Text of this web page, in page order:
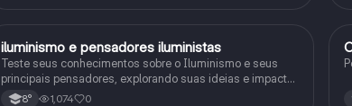
História
iluminismo e pensadores iluministas
Teste seus conhecimentos sobre o Iluminismo e seus
principais pensadores, explorando suas ideias e impacto
histórico.
8° 1,074 0